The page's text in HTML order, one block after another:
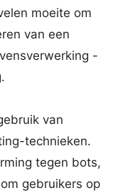
moeite om
van een
-
van
technieken.
tegen bots,
gebruikers op